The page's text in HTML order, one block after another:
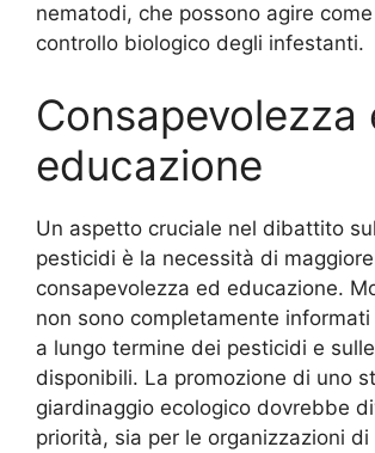
nematodi, che possono agire
controllo biologico degli infestanti.
Consapevolezza
educazione
Un aspetto cruciale nel dibattito
pesticidi è la necessità di maggiore
consapevolezza ed educazione.
non sono completamente
a lungo termine dei pesticidi e
disponibili. La promozione di uno
giardinaggio ecologico dovrebbe
priorità, sia per le organizzazioni